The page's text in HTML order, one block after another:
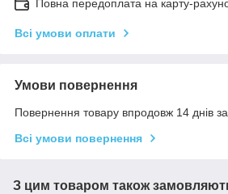
Повна передоплата на карту-
Всі умови оплати
Умови повернення
Повернення товару впродовж 14 днів
Всі умови повернення
З цим товаром також